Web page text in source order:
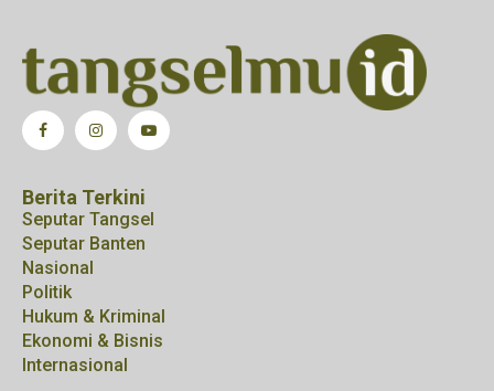
Berita Terkini
Seputar Tangsel
Seputar Banten
Nasional
Politik
Hukum & Kriminal
Ekonomi & Bisnis
Internasional